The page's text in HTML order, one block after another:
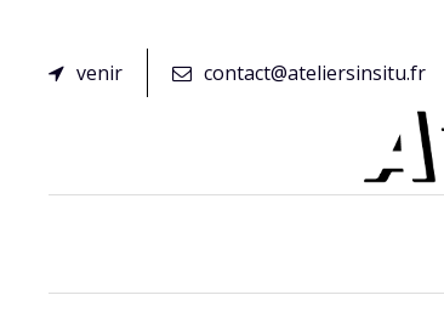
contact@ateliersinsitu.fr
venir